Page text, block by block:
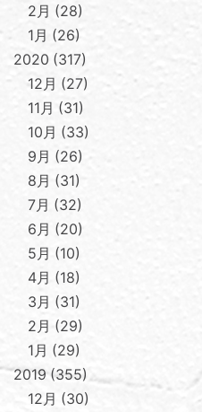
2月
28
1月
26
2020 317
12月
27
11月
31
10月
33
9月
26
8月
31
7月
32
6月
20
5月
10
4月
18
3月
31
2月
29
1月
29
2019 355
12月
30